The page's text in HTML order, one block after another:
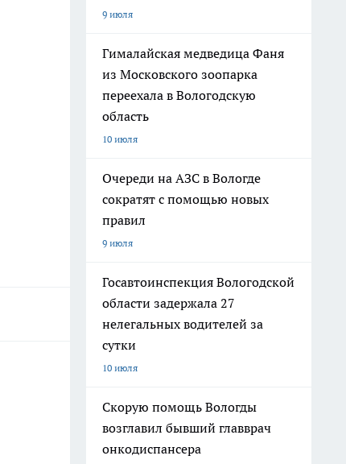
9 июля
Гималайская медведица Фаня
из Московского зоопарка
переехала в Вологодскую
область
10 июля
Очереди на АЗС в Вологде
сократят с помощью новых
правил
9 июля
Госавтоинспекция Вологодской
области задержала 27
нелегальных водителей за
сутки
10 июля
Скорую помощь Вологды
возглавил бывший главврач
онкодиспансера